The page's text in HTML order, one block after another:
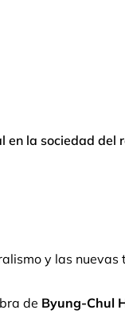
en la sociedad del
y las
de Byung-Chul